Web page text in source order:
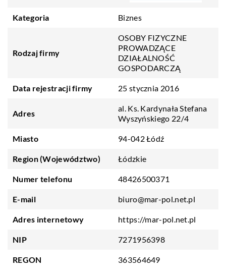
Kategoria Biznes
Rodzaj firmy
OSOBY FIZYCZNE
PROWADZĄCE
DZIAŁALNOŚĆ
GOSPODARCZĄ
Data rejestracji firmy 25 stycznia 2016
Adres
al. Ks. Kardynała Stefana
Wyszyńskiego 22/4
Miasto 94-042 Łódź
Region (Województwo) Łódzkie
Numer telefonu 48426500371
E-mail biuro@mar-pol.net.pl
Adres internetowy https://mar-pol.net.pl
NIP 7271956398
REGON 363564649